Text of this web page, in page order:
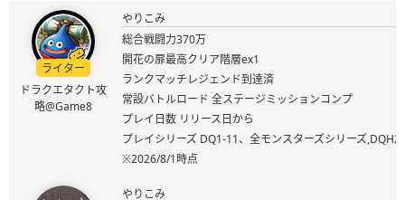
ライター
ドラクエタクト攻
略@Game8
やりこみ
総合戦闘力370万
開花の扉最高クリア階層ex1
ランクマッチレジェンド到達済
常設バトルロード 全ステージミッションコンプ
プレイ日数 リリース日から
プレイシリーズ DQ1-11、全モンスターズシリーズ
※2026/8/1時点
やりこみ